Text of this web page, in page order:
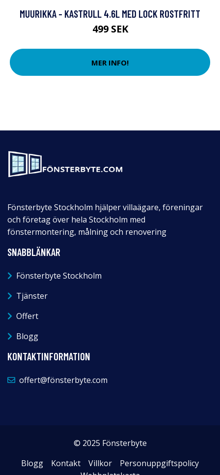
MUURIKKA - KASTRULL 4.6L MED LOCK ROSTFRITT
499 SEK
MER INFO!
Fönsterbyte Stockholm hjälper villaägare, föreningar
och företag över hela Stockholm med
fönstermontering, målning och renovering
SNABBLÄNKAR
Fönsterbyte Stockholm
Tjänster
Offert
Blogg
KONTAKTINFORMATION
offert@fönsterbyte.com
© 2025 Fönsterbyte
Blogg
Kontakt Villkor
Personuppgiftspolicy